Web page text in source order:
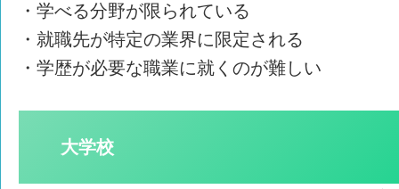
・学べる分野が限られている
・就職先が特定の業界に限定される
・学歴が必要な職業に就くのが難しい
大学校